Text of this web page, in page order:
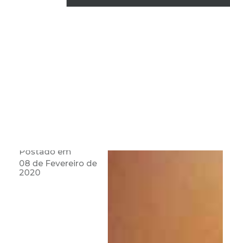
Postado em
08 de Fevereiro de
2020